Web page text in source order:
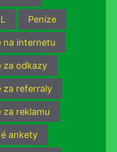
Peníze
na internetu
za odkazy
za referraly
za reklamu
ankety